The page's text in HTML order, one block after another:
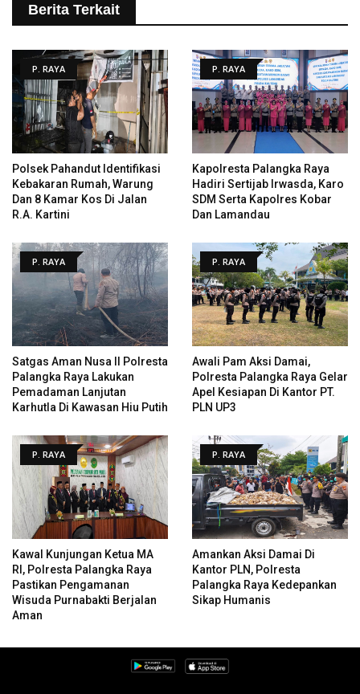
Berita Terkait
P. RAYA
Polsek Pahandut Identifikasi
Kebakaran Rumah, Warung
Dan 8 Kamar Kos Di Jalan
R.A. Kartini
P. RAYA
Kapolresta Palangka Raya
Hadiri Sertijab Irwasda, Karo
SDM Serta Kapolres Kobar
Dan Lamandau
P. RAYA
Satgas Aman Nusa II Polresta
Palangka Raya Lakukan
Pemadaman Lanjutan
Karhutla Di Kawasan Hiu Putih
P. RAYA
Awali Pam Aksi Damai,
Polresta Palangka Raya Gelar
Apel Kesiapan Di Kantor PT.
PLN UP3
P. RAYA
Kawal Kunjungan Ketua MA
RI, Polresta Palangka Raya
Pastikan Pengamanan
Wisuda Purnabakti Berjalan
Aman
P. RAYA
Amankan Aksi Damai Di
Kantor PLN, Polresta
Palangka Raya Kedepankan
Sikap Humanis